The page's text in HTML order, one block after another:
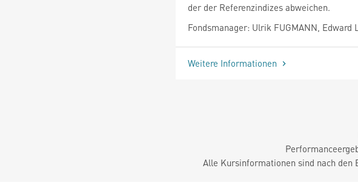
der der Referenzindizes abweichen.
Fondsmanager: Ulrik FUGMANN, Edward
Weitere Informationen
Alle Kursinformationen sind nach den